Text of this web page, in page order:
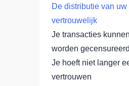
De distributie van
vertrouwelijk
Je transacties
worden gecensureerd
Je hoeft niet langer
vertrouwen